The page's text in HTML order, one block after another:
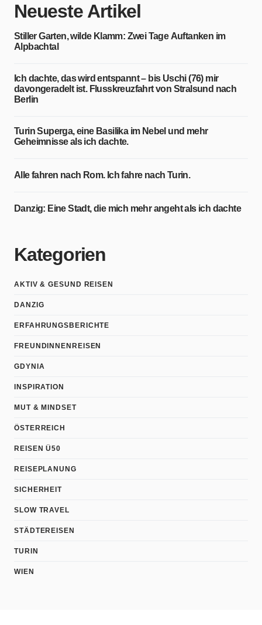
Neueste Artikel
Stiller Garten, wilde Klamm: Zwei Tage Auftanken im
Alpbachtal
Ich dachte, das wird entspannt – bis Uschi (76) mir
davongeradelt ist. Flusskreuzfahrt von Stralsund nach
Berlin
Turin Superga, eine Basilika im Nebel und mehr
Geheimnisse als ich dachte.
Alle fahren nach Rom. Ich fahre nach Turin.
Danzig: Eine Stadt, die mich mehr angeht als ich dachte
Kategorien
AKTIV & GESUND REISEN
DANZIG
ERFAHRUNGSBERICHTE
FREUNDINNENREISEN
GDYNIA
INSPIRATION
MUT & MINDSET
ÖSTERREICH
REISEN Ü50
REISEPLANUNG
SICHERHEIT
SLOW TRAVEL
STÄDTEREISEN
TURIN
WIEN